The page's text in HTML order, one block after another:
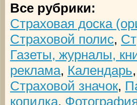
Все рубрики:
Страховая доска
Страховой полис,
Газеты, журналы,
реклама, Календарь
Страховой значок,
копилка,